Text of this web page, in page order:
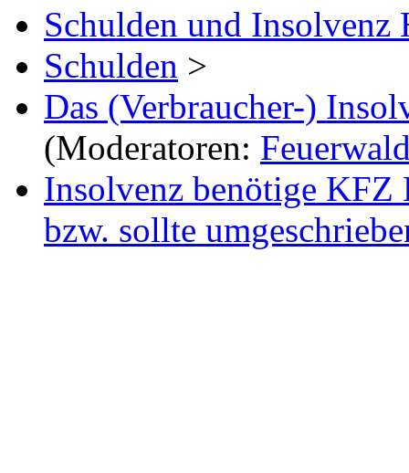
Schulden und Insolvenz
Schulden >
Das (Verbraucher-)
(Moderatoren:
Insolvenz benötige
bzw. sollte